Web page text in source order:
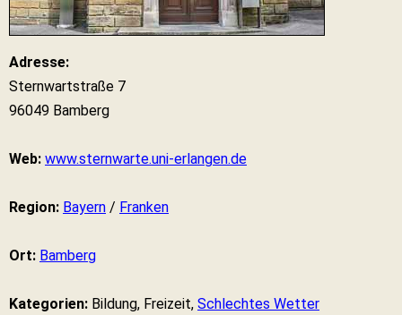
Adresse:
Sternwartstraße 7
96049 Bamberg
Web: www.sternwarte.uni-erlangen.de
Region: Bayern / Franken
Ort: Bamberg
Kategorien: Bildung, Freizeit, Schlechtes Wetter